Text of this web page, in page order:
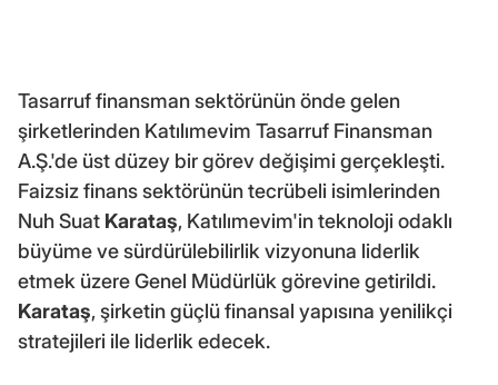
Tasarruf finansman sektörünün önde gelen
şirketlerinden Katılımevim Tasarruf Finansman
A.Ş.'de üst düzey bir görev değişimi gerçekleşti.
Faizsiz finans sektörünün tecrübeli isimlerinden
Nuh Suat Karataş, Katılımevim'in teknoloji odaklı
büyüme ve sürdürülebilirlik vizyonuna liderlik
etmek üzere Genel Müdürlük görevine getirildi.
Karataş, şirketin güçlü finansal yapısına yenilikçi
stratejileri ile liderlik edecek.